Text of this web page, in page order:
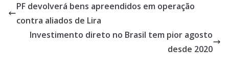
PF devolverá bens apreendidos em operação
contra aliados de Lira
Investimento direto no Brasil tem pior agosto
desde 2020